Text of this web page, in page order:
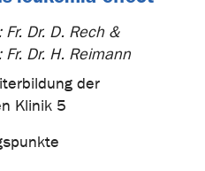
Dr. D. Rech &
Dr. H. Reimann
der
Klinik 5